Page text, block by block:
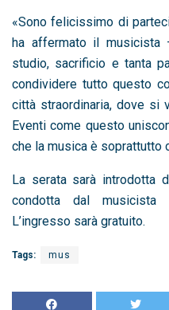
«Sono felicissimo di
ha affermato il musicista
studio, sacrificio e tanta
condividere tutto questo
città straordinaria, dove si
Eventi come questo
che la musica è soprattutto
La serata sarà introdotta
condotta dal
L’ingresso sarà gratuito.
Tags: mus